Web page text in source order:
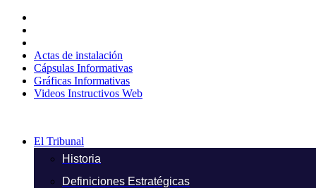
contenido
Actas de instalación
Cápsulas Informativas
Gráficas Informativas
Videos Instructivos Web
El Tribunal
Historia
Definiciones Estratégicas